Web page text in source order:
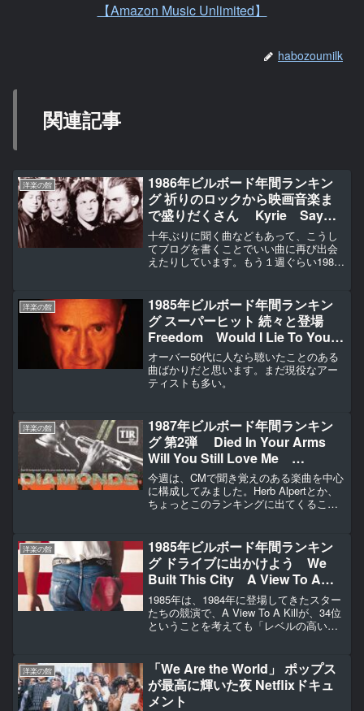
【Amazon Music Unlimited】
habozoumilk
関連記事
洋楽の館
1986年ビルボード年間ランキン
グ 祈りのロックから映画音楽ま
で盛りだくさん Kyrie Say
You. Say Me How Will I
Know Never
Sledgehammer When the
Get Going
十年ぶりに聞く曲などもあって、こうし
てブログを書くことでいい曲に再び出会
えたりしています。もう１週ぐらい1986
洋楽の館
1985年ビルボード年間ランキン
グ スーパーヒット 続々と登場
Freedom Would I Lie To You
Don’t Lose My Number
Material Girl Miami Vice
Theme Shout
オーバー50代に人なら聴いたことのある
曲ばかりだと思います。まだ現役なアー
ティストも多い。
洋楽の館
1987年ビルボード年間ランキン
グ 第2弾 Died In Your Arms
Will You Still Love Me
Diamonds (1987) Don’t Get Me
Wrong Open Your Heart I
Think We’re Alone Now
今週は、CMで聞き覚えのある楽曲を中心
に構成してみました。Herb Alpertとか、
ちょっとこのランキングに出てくること
洋楽の館
1985年ビルボード年間ランキン
グ ドライブに出かけよう We
Built This City A View To A
Kill Born In The USA
Sussudio Raspberry Beret
Summer Of ’69
1985年は、1984年に登場してきたスター
たちの競演で、A View To A Killが、34位
ということを考えても「レベルの高い
洋楽の館
「We Are the World」 ポップス
が最高に輝いた夜 Netflixドキュ
メント